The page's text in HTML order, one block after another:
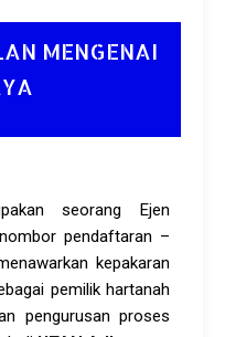
MENGENAI
seorang Ejen
pendaftaran –
kepakaran
pemilik hartanah
pengurusan proses